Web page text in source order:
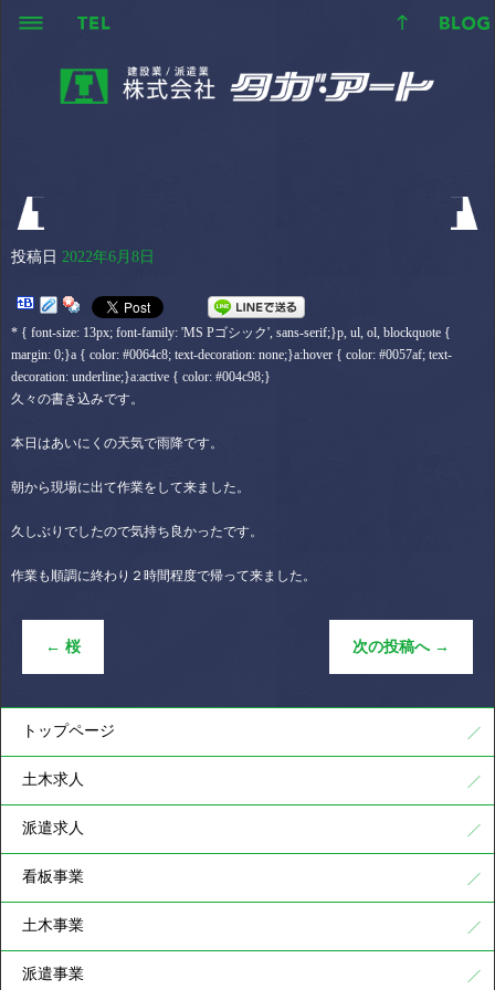
投稿日 2022年6月8日
* { font-size: 13px; font-family: 'MS Pゴシック', sans-serif;}p, ul, ol, blockquote {
margin: 0;}a { color: #0064c8; text-decoration: none;}a:hover { color: #0057af; text-
decoration: underline;}a:active { color: #004c98;}
久々の書き込みです。
本日はあいにくの天気で雨降です。
朝から現場に出て作業をして来ました。
久しぶりでしたので気持ち良かったです。
作業も順調に終わり２時間程度で帰って来ました。
← 桜 次の投稿へ →
トップページ
土木求人
派遣求人
看板事業
土木事業
派遣事業